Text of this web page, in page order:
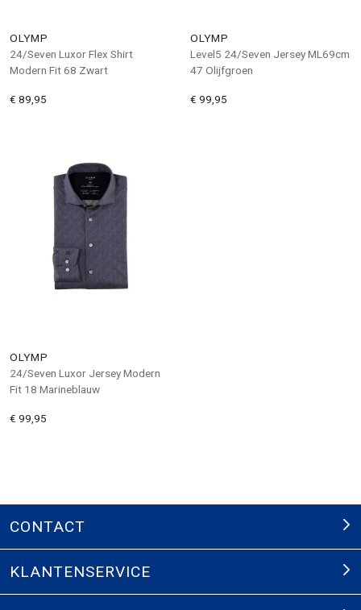
OLYMP
24/Seven Luxor Flex Shirt
Modern Fit 68 Zwart
€ 89,95
OLYMP
Level5 24/Seven Jersey ML69cm
47 Olijfgroen
€ 99,95
OLYMP
24/Seven Luxor Jersey Modern
Fit 18 Marineblauw
€ 99,95
CONTACT
KLANTENSERVICE